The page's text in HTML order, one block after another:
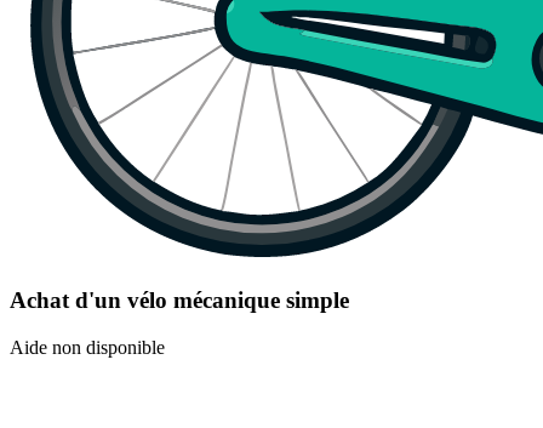
Achat d'un vélo mécanique simple
Aide non disponible